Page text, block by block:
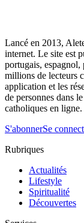
Lancé en 2013,
internet. Le site est
portugais,
millions de lecteurs
application et les
de personnes dans
catholiques en ligne.
S'abonnerSe
Rubriques
Actualités
Lifestyle
Spiritualité
Découvertes